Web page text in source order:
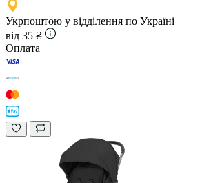
Укрпоштою у відділення по Україні
від 35 ₴
Оплата